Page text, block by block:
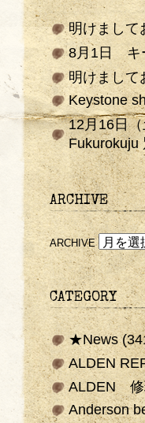
明けまして
8月1日 キ
明けまして
Keystone
12月16日
Fukurokuju
ARCHIVE
ARCHIVE
CATEGORY
★News
ALDEN
ALDEN 修
Anderson